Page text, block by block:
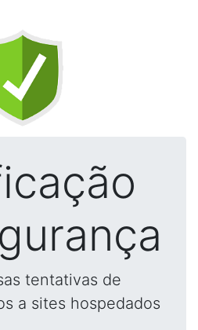
tentativas de
a sites hospedados